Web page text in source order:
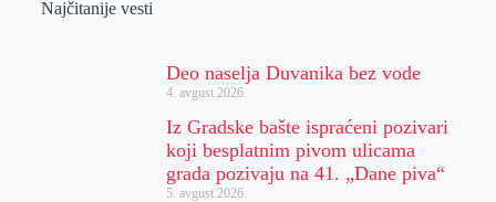
Najčitanije vesti
Deo naselja Duvanika bez vode
4. avgust 2026.
Iz Gradske bašte ispraćeni pozivari
koji besplatnim pivom ulicama
grada pozivaju na 41. „Dane piva“
5. avgust 2026.